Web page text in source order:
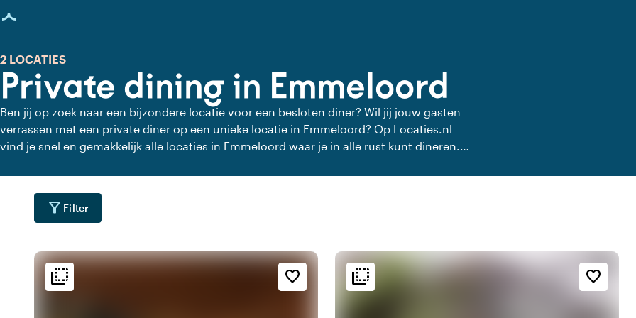
geladen
Private dining in Emmeloord
2 LOCATIES
Ben jij op zoek naar een bijzondere locatie voor een besloten diner? Wil jij jouw gasten
verrassen met een private diner op een unieke locatie in Emmeloord? Op Locaties.nl
vind je snel en gemakkelijk alle locaties in Emmeloord waar je in alle rust kunt dineren.
filter_alt Filter
flip_to_back favorite_border
flip_to_back Sfeer en esthetiek
palette
flip_to_back favorite_border
flip_to_back Sfeer en esthetiek
palette
Bereikbaarheid en ligging
water